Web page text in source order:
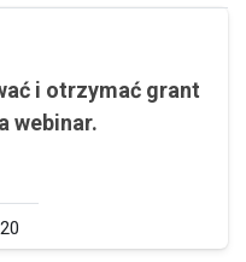
i otrzymać grant
webinar.